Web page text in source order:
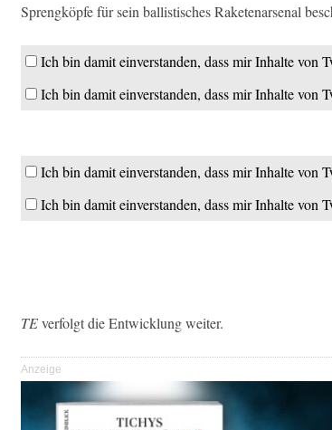
Sprengköpfe für sein ballistisches Raketenarsenal
Ich bin damit einverstanden, dass mir Inhalte von
Ich bin damit einverstanden, dass mir Inhalte von
Ich bin damit einverstanden, dass mir Inhalte von
Ich bin damit einverstanden, dass mir Inhalte von
TEverfolgt die Entwicklung weiter.
Anzeige